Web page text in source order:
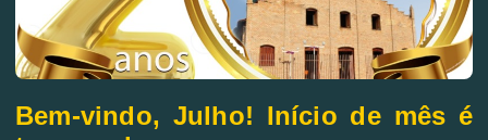
Bem-vindo, Julho! Início de mês é